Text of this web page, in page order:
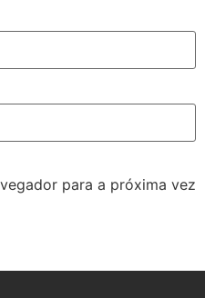
para a próxima vez